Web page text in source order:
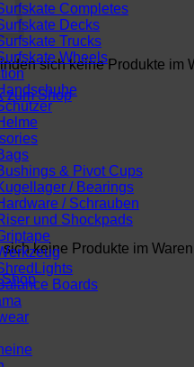
sich keine Produkte im
zum Shop
sich keine Produkte im
Completes
Decks
Trucks
Wheels
& Pivot Cups
/ Bearings
/ Schrauben
und Shockpads
Boards